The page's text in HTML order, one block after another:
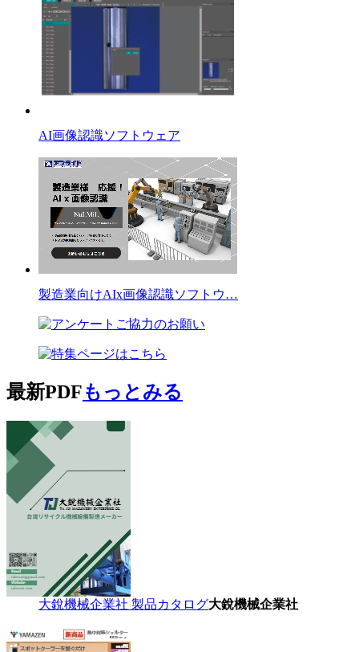
AI画像認識ソフトウェア
製造業向けAIx画像認識ソフトウ…
最新PDFもっとみる
大銳機械企業社 製品カタログ大銳機械企業社